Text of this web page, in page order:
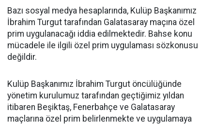
Bazı sosyal medya hesaplarında, Kulüp Başkanımız
İbrahim Turgut tarafından Galatasaray maçına özel
prim uygulanacağı iddia edilmektedir. Bahse konu
mücadele ile ilgili özel prim uygulaması sözkonusu
değildir.
Kulüp Başkanımız İbrahim Turgut öncülüğünde
yönetim kurulumuz tarafından geçtiğimiz yıldan
itibaren Beşiktaş, Fenerbahçe ve Galatasaray
maçlarına özel prim belirlenmekte ve uygulamaya